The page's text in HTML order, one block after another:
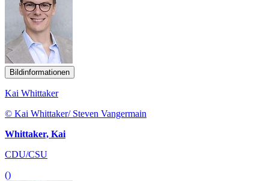
Bildinformationen
Kai Whittaker
© Kai Whittaker/ Steven Vangermain
Whittaker, Kai
CDU/CSU
()